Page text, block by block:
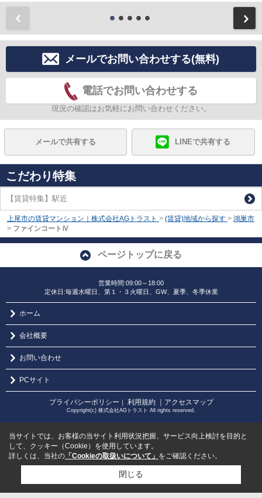
メールでお問い合わせする(無料)
電話でお問い合わせする
現況の確認はお気軽にお問い合わせください。
メールで共有する LINEで共有する
こだわり特集
【賃貸特集】駅近
上尾市の賃貸マンション｜株式会社AGトラスト > (賃貸)地域から探す > 鴻巣市
> ファインコートⅣ
ページトップに戻る
営業時間:09:00～18:00
定休日:毎週水曜日、第１・３火曜日、GW、夏季、冬季休業
ホーム
会社概要
お問い合わせ
PCサイト
プライバシーポリシー 利用規約 ｜アクセスマップ
Copyright(c) 株式会社AGトラスト All rights reserved.
当サイトでは、お客様の当サイト利用状況把握、サービス向上検討を目的と
して、クッキー（Cookie）を使用しています。
詳しくは、当社の 「Cookieの取扱いについて」 をご確認ください。
閉じる